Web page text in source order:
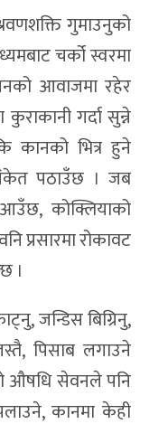
गुमाउनुको
चर्को स्वरमा
आवाजमा रहेर
गर्दा सुन्ने
कानको भित्र हुने
पठाउँछ । जब
कोक्लियाको
प्रसारमा रोकावट
।
जन्डिस बिग्रिनु,
पिसाब लगाउने
औषधि सेवनले पनि
कानमा केही